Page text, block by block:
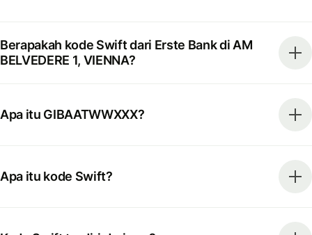
Berapakah kode Swift dari Erste Bank di AM
BELVEDERE 1, VIENNA?
Apa itu GIBAATWWXXX?
Apa itu kode Swift?